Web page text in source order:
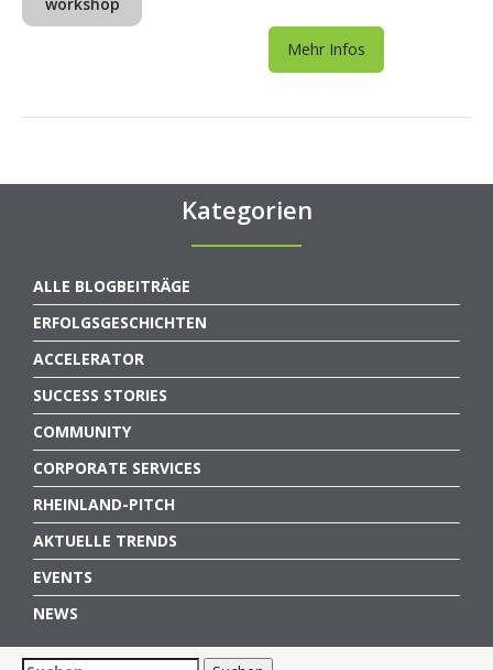
Mehr Infos
Kategorien
ALLE BLOGBEITRÄGE
ERFOLGSGESCHICHTEN
ACCELERATOR
SUCCESS STORIES
COMMUNITY
CORPORATE SERVICES
RHEINLAND-PITCH
AKTUELLE TRENDS
EVENTS
NEWS